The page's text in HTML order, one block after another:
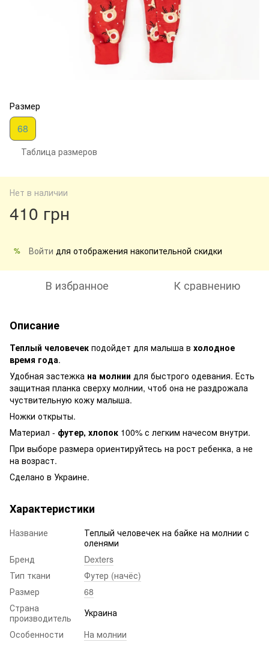
Размер
68
Таблица размеров
Нет в наличии
410 грн
% Войти для отображения накопительной скидки
В избранное К сравнению
Описание
Теплый человечек подойдет для малыша в холодное
время года.
Удобная застежка на молнии для быстрого одевания. Есть
защитная планка сверху молнии, чтоб она не раздрожала
чуствительную кожу малыша.
Ножки открыты.
Материал - футер, хлопок 100% с легким начесом внутри.
При выборе размера ориентируйтесь на рост ребенка, а не
на возраст.
Сделано в Украине.
Характеристики
Название
Теплый человечек на байке на молнии с
оленями
Бренд
Dexters
Тип ткани
Футер (начёс)
Размер
68
Страна
производитель
Украина
Особенности
На молнии